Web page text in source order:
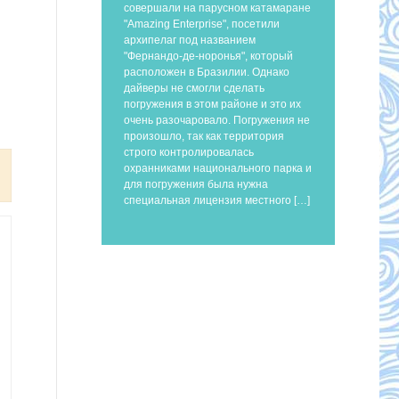
совершали на парусном катамаране
"Amazing Enterprise", посетили
архипелаг под названием
"Фернандо-де-норонья", который
расположен в Бразилии. Однако
дайверы не смогли сделать
погружения в этом районе и это их
очень разочаровало. Погружения не
произошло, так как территория
строго контролировалась
охранниками национального парка и
для погружения была нужна
специальная лицензия местного […]